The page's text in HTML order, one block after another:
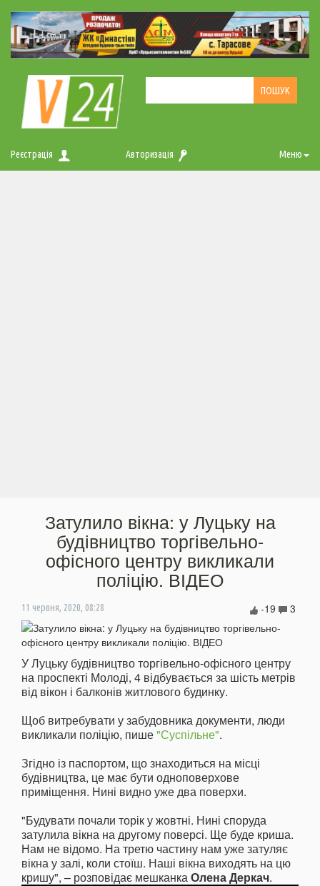
Реєстрація Авторизація Меню
Затулило вікна: у Луцьку на
будівництво торгівельно-
офісного центру викликали
поліцію. ВІДЕО
11 червня, 2020, 08:28 3
-19
У Луцьку будівництво торгівельно-офісного центру
на проспекті Молоді, 4 відбувається за шість метрів
від вікон і балконів житлового будинку.
Щоб витребувати у забудовника документи, люди
викликали поліцію, пише"Суспільне".
Згідно із паспортом, що знаходиться на місці
будівництва, це має бути одноповерхове
приміщення. Нині видно уже два поверхи.
"Будувати почали торік у жовтні. Нині споруда
затулила вікна на другому поверсі. Ще буде криша.
Нам не відомо. На третю частину нам уже затуляє
вікна у залі, коли стоїш. Наші вікна виходять на цю
кришу", – розповідає мешканкаОлена Деркач.